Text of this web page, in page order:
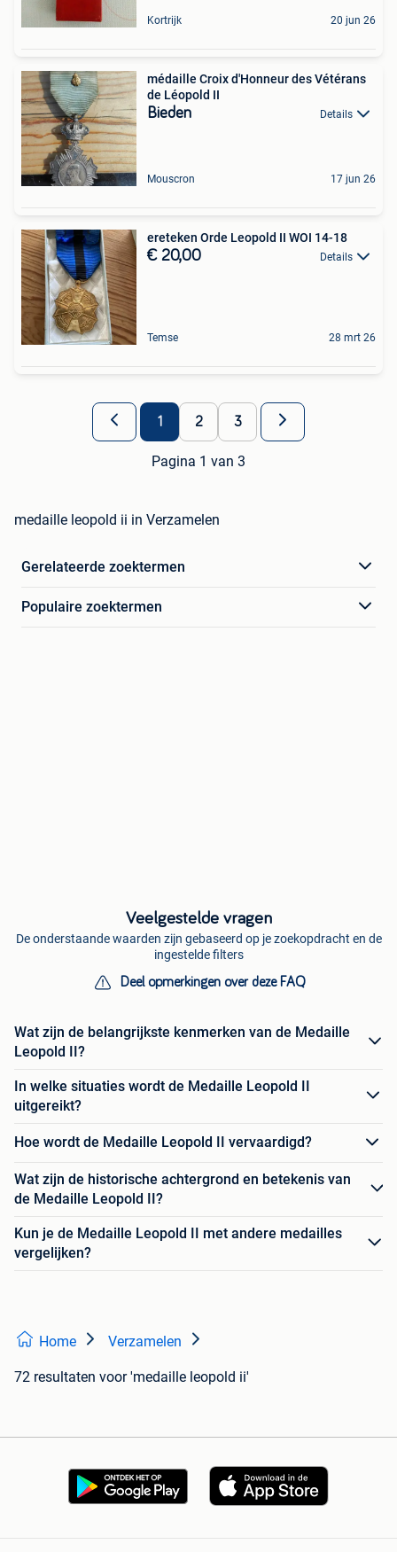
Kortrijk 20 jun 26
médaille Croix d'Honneur des Vétérans
de Léopold II
Bieden Details
Mouscron 17 jun 26
ereteken Orde Leopold II WOI 14-18
€ 20,00 Details
Temse 28 mrt 26
1 2 3
Pagina 1 van 3
medaille leopold ii in Verzamelen
Gerelateerde zoektermen
Populaire zoektermen
Veelgestelde vragen
De onderstaande waarden zijn gebaseerd op je zoekopdracht en de
ingestelde filters
Deel opmerkingen over deze FAQ
Wat zijn de belangrijkste kenmerken van de Medaille
Leopold II?
In welke situaties wordt de Medaille Leopold II
uitgereikt?
Hoe wordt de Medaille Leopold II vervaardigd?
Wat zijn de historische achtergrond en betekenis van
de Medaille Leopold II?
Kun je de Medaille Leopold II met andere medailles
vergelijken?
Home Verzamelen
72 resultaten voor 'medaille leopold ii'